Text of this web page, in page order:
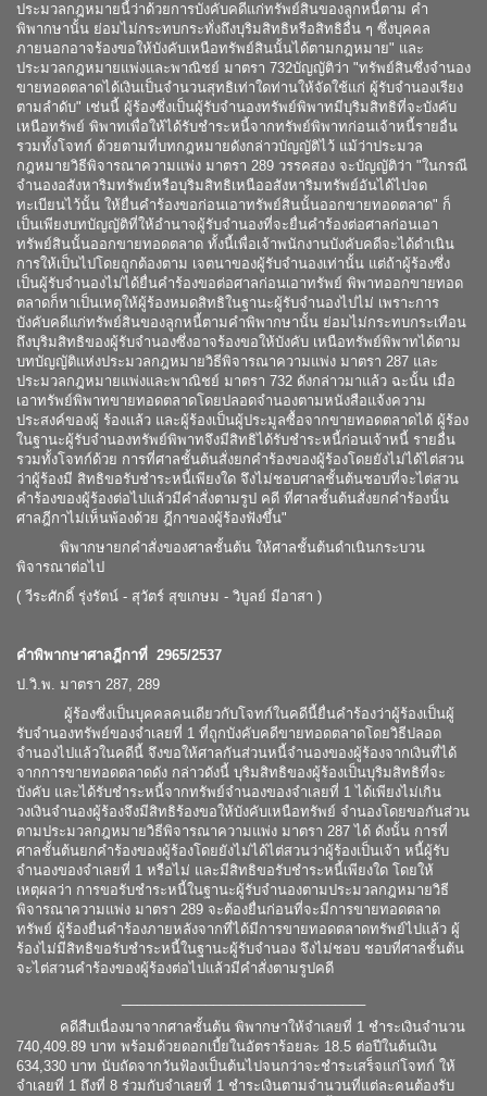
ประมวลกฎหมายนี้ว่าด้วยการบังคับคดีแก่ทรัพย์สินของลูกหนี้ตาม คำ
พิพากษานั้น ย่อมไม่กระทบกระทั่งถึงบุริมสิทธิหรือสิทธิอื่น ๆ ซึ่งบุคคล
ภายนอกอาจร้องขอให้บังคับเหนือทรัพย์สินนั้นได้ตามกฎหมาย" และ
ประมวลกฎหมายแพ่งและพาณิชย์ มาตรา 732บัญญัติว่า "ทรัพย์สินซึ่งจำนอง
ขายทอดตลาดได้เงินเป็นจำนวนสุทธิเท่าใดท่านให้จัดใช้แก่ ผู้รับจำนองเรียง
ตามลำดับ" เช่นนี้ ผู้ร้องซึ่งเป็นผู้รับจำนองทรัพย์พิพาทมีบุริมสิทธิที่จะบังคับ
เหนือทรัพย์ พิพาทเพื่อให้ได้รับชำระหนี้จากทรัพย์พิพาทก่อนเจ้าหนี้รายอื่น
รวมทั้งโจทก์ ด้วยตามที่บทกฎหมายดังกล่าวบัญญัติไว้ แม้ว่าประมวล
กฎหมายวิธีพิจารณาความแพ่ง มาตรา 289 วรรคสอง จะบัญญัติว่า "ในกรณี
จำนองอสังหาริมทรัพย์หรือบุริมสิทธิเหนืออสังหาริมทรัพย์อันได้ไปจด
ทะเบียนไว้นั้น ให้ยื่นคำร้องขอก่อนเอาทรัพย์สินนั้นออกขายทอดตลาด" ก็
เป็นเพียงบทบัญญัติที่ให้อำนาจผู้รับจำนองที่จะยื่นคำร้องต่อศาลก่อนเอา
ทรัพย์สินนั้นออกขายทอดตลาด ทั้งนี้เพื่อเจ้าพนักงานบังคับคดีจะได้ดำเนิน
การให้เป็นไปโดยถูกต้องตาม เจตนาของผู้รับจำนองเท่านั้น แต่ถ้าผู้ร้องซึ่ง
เป็นผู้รับจำนองไม่ได้ยื่นคำร้องขอต่อศาลก่อนเอาทรัพย์ พิพาทออกขายทอด
ตลาดก็หาเป็นเหตุให้ผู้ร้องหมดสิทธิในฐานะผู้รับจำนองไปไม่ เพราะการ
บังคับคดีแก่ทรัพย์สินของลูกหนี้ตามคำพิพากษานั้น ย่อมไม่กระทบกระเทือน
ถึงบุริมสิทธิของผู้รับจำนองซึ่งอาจร้องขอให้บังคับ เหนือทรัพย์พิพาทได้ตาม
บทบัญญัติแห่งประมวลกฎหมายวิธีพิจารณาความแพ่ง มาตรา 287 และ
ประมวลกฎหมายแพ่งและพาณิชย์ มาตรา 732 ดังกล่าวมาแล้ว ฉะนั้น เมื่อ
เอาทรัพย์พิพาทขายทอดตลาดโดยปลอดจำนองตามหนังสือแจ้งความ
ประสงค์ของผู้ ร้องแล้ว และผู้ร้องเป็นผู้ประมูลซื้อจากขายทอดตลาดได้ ผู้ร้อง
ในฐานะผู้รับจำนองทรัพย์พิพาทจึงมีสิทธิได้รับชำระหนี้ก่อนเจ้าหนี้ รายอื่น
รวมทั้งโจทก์ด้วย การที่ศาลชั้นต้นสั่งยกคำร้องของผู้ร้องโดยยังไม่ได้ไต่สวน
ว่าผู้ร้องมี สิทธิขอรับชำระหนี้เพียงใด จึงไม่ชอบศาลชั้นต้นชอบที่จะไต่สวน
คำร้องของผู้ร้องต่อไปแล้วมีคำสั่งตามรูป คดี ที่ศาลชั้นต้นสั่งยกคำร้องนั้น
ศาลฎีกาไม่เห็นพ้องด้วย ฎีกาของผู้ร้องฟังขึ้น"
พิพากษายกคำสั่งของศาลชั้นต้น ให้ศาลชั้นต้นดำเนินกระบวน
พิจารณาต่อไป
( วีระศักดิ์ รุ่งรัตน์ - สุวัตร์ สุขเกษม - วิบูลย์ มีอาสา )
คำพิพากษาศาลฎีกาที่ 2965/2537
ป.วิ.พ. มาตรา 287, 289
ผู้ร้องซึ่งเป็นบุคคลคนเดียวกับโจทก์ในคดีนี้ยื่นคำร้องว่าผู้ร้องเป็นผู้
รับจำนองทรัพย์ของจำเลยที่ 1 ที่ถูกบังคับคดีขายทอดตลาดโดยวิธีปลอด
จำนองไปแล้วในคดีนี้ จึงขอให้ศาลกันส่วนหนี้จำนองของผู้ร้องจากเงินที่ได้
จากการขายทอดตลาดดัง กล่าวดังนี้ บุริมสิทธิของผู้ร้องเป็นบุริมสิทธิที่จะ
บังคับ และได้รับชำระหนี้จากทรัพย์จำนองของจำเลยที่ 1 ได้เพียงไม่เกิน
วงเงินจำนองผู้ร้องจึงมีสิทธิร้องขอให้บังคับเหนือทรัพย์ จำนองโดยขอกันส่วน
ตามประมวลกฎหมายวิธีพิจารณาความแพ่ง มาตรา 287 ได้ ดังนั้น การที่
ศาลชั้นต้นยกคำร้องของผู้ร้องโดยยังไม่ได้ไต่สวนว่าผู้ร้องเป็นเจ้า หนี้ผู้รับ
จำนองของจำเลยที่ 1 หรือไม่ และมีสิทธิขอรับชำระหนี้เพียงใด โดยให้
เหตุผลว่า การขอรับชำระหนี้ในฐานะผู้รับจำนองตามประมวลกฎหมายวิธี
พิจารณาความแพ่ง มาตรา 289 จะต้องยื่นก่อนที่จะมีการขายทอดตลาด
ทรัพย์ ผู้ร้องยื่นคำร้องภายหลังจากที่ได้มีการขายทอดตลาดทรัพย์ไปแล้ว ผู้
ร้องไม่มีสิทธิขอรับชำระหนี้ในฐานะผู้รับจำนอง จึงไม่ชอบ ชอบที่ศาลชั้นต้น
จะไต่สวนคำร้องของผู้ร้องต่อไปแล้วมีคำสั่งตามรูปคดี
คดีสืบเนื่องมาจากศาลชั้นต้น พิพากษาให้จำเลยที่ 1 ชำระเงินจำนวน
740,409.89 บาท พร้อมด้วยดอกเบี้ยในอัตราร้อยละ 18.5 ต่อปีในต้นเงิน
634,330 บาท นับถัดจากวันฟ้องเป็นต้นไปจนกว่าจะชำระเสร็จแก่โจทก์ ให้
จำเลยที่ 1 ถึงที่ 8 ร่วมกับจำเลยที่ 1 ชำระเงินตามจำนวนที่แต่ละคนต้องรับ